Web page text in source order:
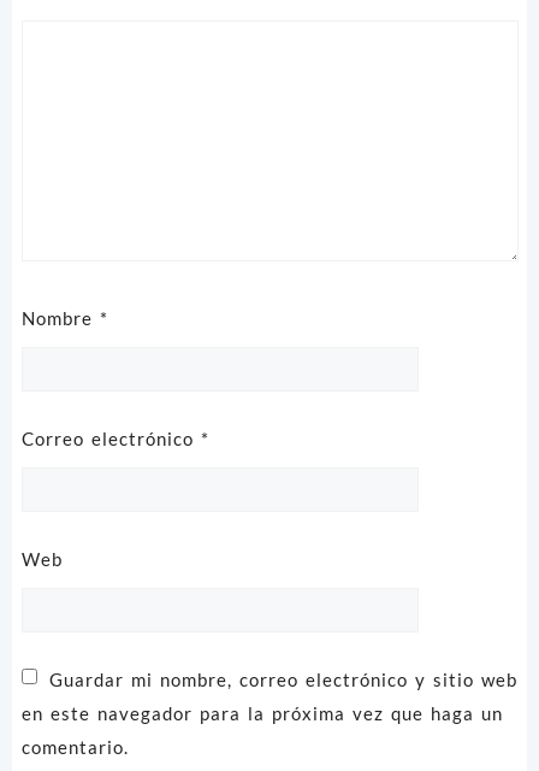
Nombre *
Correo electrónico *
Web
Guardar mi nombre, correo electrónico y sitio web
en este navegador para la próxima vez que haga un
comentario.